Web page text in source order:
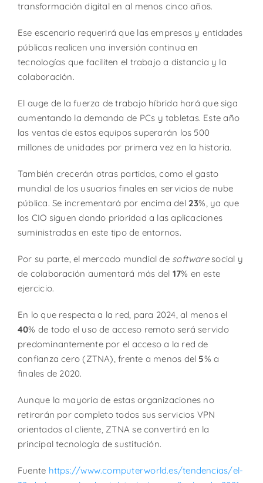
transformación digital en al menos cinco años.
Ese escenario requerirá que las empresas y entidades
públicas realicen una inversión continua en
tecnologías que faciliten el trabajo a distancia y la
colaboración.
El auge de la fuerza de trabajo híbrida hará que siga
aumentando la demanda de PCs y tabletas. Este año
las ventas de estos equipos superarán los 500
millones de unidades por primera vez en la historia.
También crecerán otras partidas, como el gasto
mundial de los usuarios finales en servicios de nube
pública. Se incrementará por encima del 23%, ya que
los CIO siguen dando prioridad a las aplicaciones
suministradas en este tipo de entornos.
Por su parte, el mercado mundial de softwaresocial y
de colaboración aumentará más del 17% en este
ejercicio.
En lo que respecta a la red, para 2024, al menos el
40% de todo el uso de acceso remoto será servido
predominantemente por el acceso a la red de
confianza cero (ZTNA), frente a menos del 5% a
finales de 2020.
Aunque la mayoría de estas organizaciones no
retirarán por completo todos sus servicios VPN
orientados al cliente, ZTNA se convertirá en la
principal tecnología de sustitución.
Fuente https://www.computerworld.es/tendencias/el-